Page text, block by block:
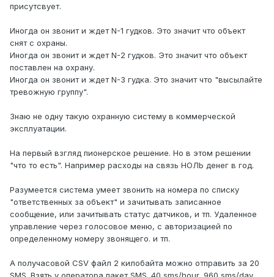
присутсвует.
Иногда он звонит и ждет N-1 гудков. Это значит что объект
снят с охраны.
Иногда он звонит и ждет N-2 гудков. Это значит что объект
поставлен на охрану.
Иногда он звонит и ждет N-3 гудка. Это значит что "высылайте
тревожную группу".
Знаю не одну такую охранную систему в коммерческой
эксплуатации.
На первый взгляд пионерское решение. Но в этом решении
"что то есть". Например расходы на связь НОЛЬ денег в год.
Разумеется система умеет звонить на номера по списку
"ответственных за объект" и зачитывать записанное
сообщение, или зачитывать статус датчиков, и тп. Удаленное
управление через голосовое меню, с авторизацией по
определенному номеру звонящего. и тп.
А получасовой CSV файл 2 килобайта можно отправить за 20